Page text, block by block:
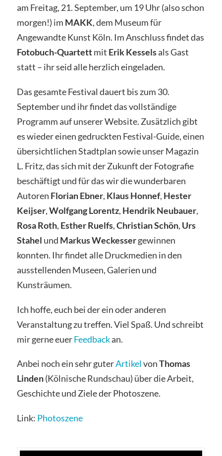
am Freitag, 21. September, um 19 Uhr (also schon
morgen!) im MAKK, dem Museum für
Angewandte Kunst Köln. Im Anschluss findet das
Fotobuch-Quartettmit Erik Kesselsals Gast
statt – ihr seid alle herzlich eingeladen.
Das gesamte Festival dauert bis zum 30.
September und ihr findet das vollständige
Programm auf unserer Website. Zusätzlich gibt
es wieder einen gedruckten Festival-Guide, einen
übersichtlichen Stadtplan sowie unser Magazin
L. Fritz, das sich mit der Zukunft der Fotografie
beschäftigt und für das wir die wunderbaren
Autoren Florian Ebner, Klaus Honnef, Hester
Keijser,Wolfgang Lorentz, Hendrik Neubauer,
Rosa Roth, Esther Ruelfs,Christian Schön, Urs
Stahel und Markus Weckessergewinnen
konnten. Ihr findet alle Druckmedien in den
ausstellenden Museen, Galerien und
Kunsträumen.
Ich hoffe, euch bei der ein oder anderen
Veranstaltung zu treffen. Viel Spaß. Und schreibt
mir gerne euerFeedbackan.
Anbei noch ein sehr guterArtikelvonThomas
Linden(Kölnische Rundschau) über die Arbeit,
Geschichte und Ziele der Photoszene.
Link: Photoszene